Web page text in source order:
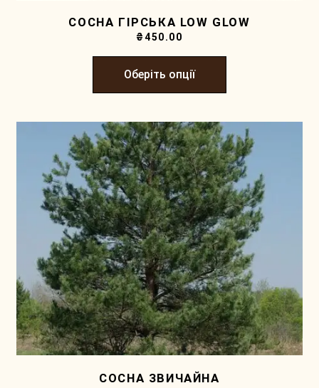
СОСНА ГІРСЬКА LOW GLOW
₴450.00
Оберіть опції
СОСНА ЗВИЧАЙНА